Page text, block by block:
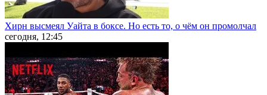
Хирн высмеял Уайта в боксе. Но есть то, о чём он промолчал
сегодня, 12:45